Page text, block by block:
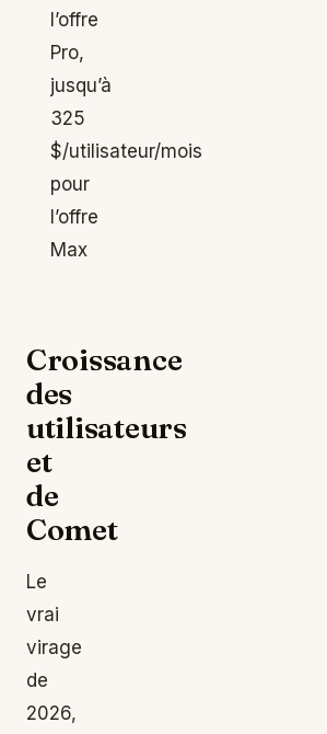
l’offre
Pro,
jusqu’à
325
$/utilisateur/mois
pour
l’offre
Max
Croissance
des
utilisateurs
et
de
Comet
Le
vrai
virage
de
2026,